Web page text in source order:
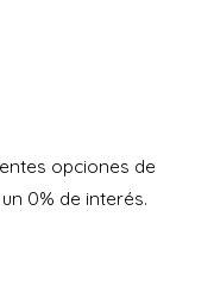
opciones de
0% de interés.